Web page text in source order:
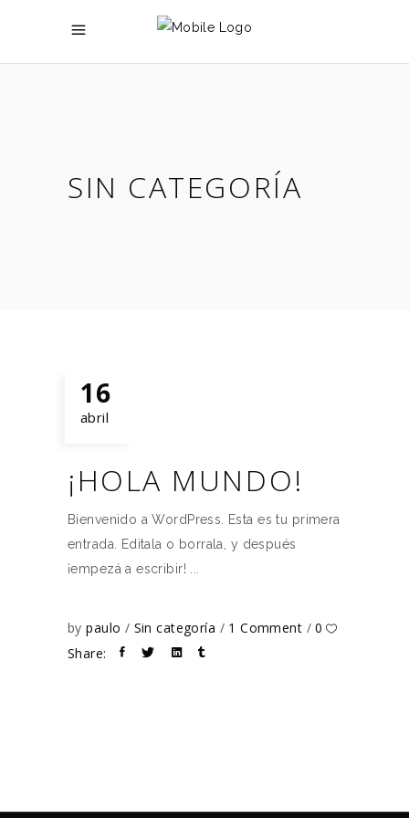
SIN CATEGORÍA
16
abril
¡HOLA MUNDO!
Bienvenido a WordPress. Esta es tu primera
entrada. Editala o borrala, y después
¡empezá a escribir!
bypaulo Sin categoría 1 Comment
0
Share: